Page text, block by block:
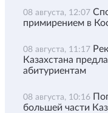
08 августа, 12:07
примирением в
08 августа, 11:17
Казахстана
абитуриентам
08 августа, 10:16
большей части